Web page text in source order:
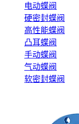
电动蝶阀
硬密封蝶阀
高性能蝶阀
凸耳蝶阀
手动蝶阀
气动蝶阀
软密封蝶阀